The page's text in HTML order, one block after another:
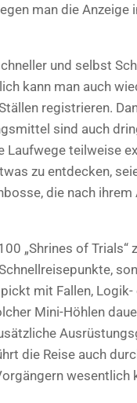
man die
und selbst
kann man auch
registrieren.
sind auch
teilweise
zu entdecken,
die nach
„Shrines of Trials“
mit Fallen, Logik-
Mini-Höhlen
die Reise auch
wesentlich